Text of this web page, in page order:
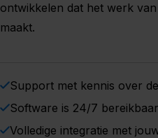
ontwikkelen dat het werk
maakt.
Support met kennis over
Software is 24/7 bereikbaar
Volledige integratie met